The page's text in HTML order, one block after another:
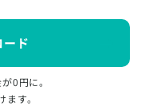
ド
0円に。
す。